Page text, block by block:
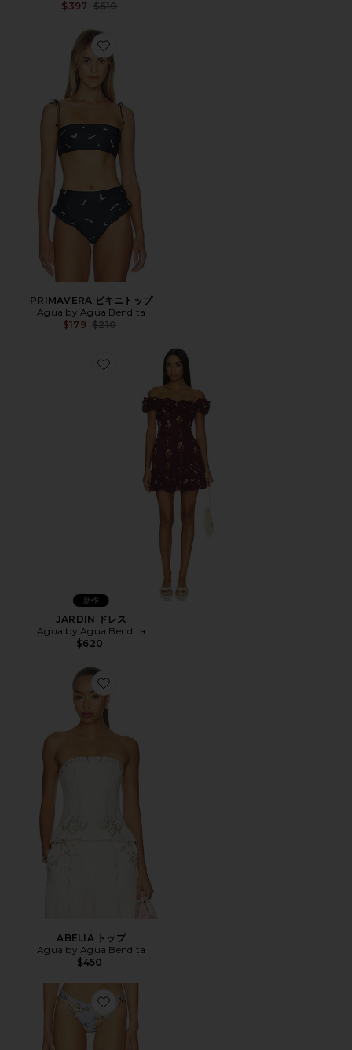
$397 Previous price:
$610
Favorite PRIMAVERA ビキニトップ
PRIMAVERA ビキニトップ
Agua by Agua Bendita
$179 Previous price:
$210
Favorite JARDIN ドレス
新作
JARDIN ドレス
Agua by Agua Bendita
$620
Favorite ABELIA トップ
ABELIA トップ
Agua by Agua Bendita
$450
Favorite PROMESA ビキニボトム